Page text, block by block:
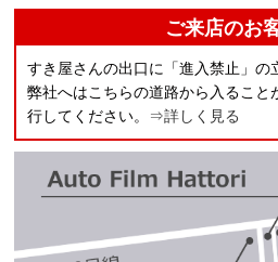
ご来店のお
すき屋さんの出口に「進入禁止」の
弊社へはこちらの道路から入ること
行してください。 ⇒詳しく見る